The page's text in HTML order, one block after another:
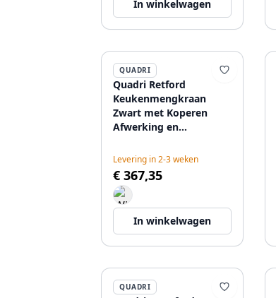
In winkelwagen
QUADRI
Quadri Retford
Keukenmengkraan
Zwart met Koperen
Afwerking en
met Sproeistand
1208967676
Levering in 2-3 weken
€ 367,35
In winkelwagen
QUADRI